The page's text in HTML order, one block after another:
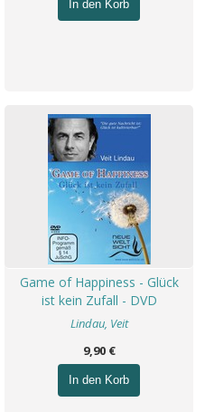
In den Korb
Game of Happiness - Glück
ist kein Zufall - DVD
Lindau, Veit
9,90 €
In den Korb